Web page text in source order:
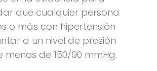
que cualquier persona
o más con hipertensión
a un nivel de presión
menos de 150/90 mmHg.